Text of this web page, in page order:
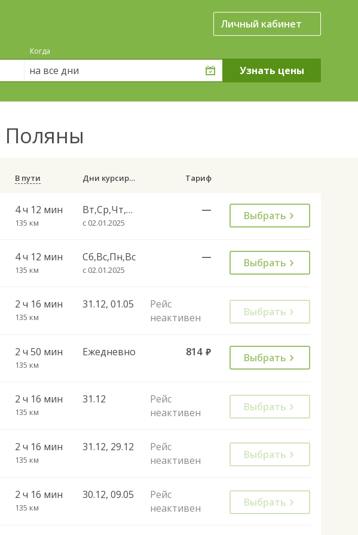
Личный кабинет
Когда
на все дни
Поляны
В пути Дни курсирования Тариф
4 ч 12 мин
135 км
Вт,Ср,Чт,Пт,Вс
с 02.01.2025
— Выбрать
4 ч 12 мин
135 км
Сб,Вс,Пн,Вс
с 02.01.2025
— Выбрать
2 ч 16 мин
135 км
31.12, 01.05
Рейс
неактивен
Выбрать
2 ч 50 мин
135 км
Ежедневно 814 руб. Выбрать
2 ч 16 мин
135 км
31.12
Рейс
неактивен
Выбрать
2 ч 16 мин
135 км
31.12, 29.12
Рейс
неактивен
Выбрать
2 ч 16 мин
135 км
30.12, 09.05
Рейс
неактивен
Выбрать